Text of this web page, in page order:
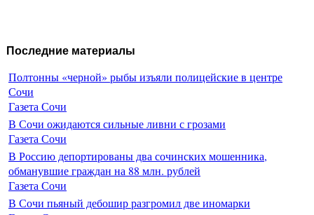
Последние материалы
Полтонны «черной» рыбы изъяли полицейские в центре
Сочи
Газета Сочи
В Сочи ожидаются сильные ливни с грозами
Газета Сочи
В Россию депортированы два сочинских мошенника,
обманувшие граждан на 88 млн. рублей
Газета Сочи
В Сочи пьяный дебошир разгромил две иномарки